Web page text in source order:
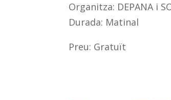
Organitza: DEPANA i
Durada: Matinal
Preu: Gratuït